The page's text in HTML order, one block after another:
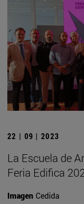
22 | 09 | 2023
La Escuela de
Feria Edifica
Imagen Cedida